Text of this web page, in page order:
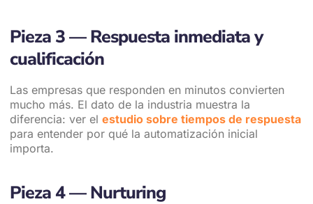
Pieza 3 — Respuesta inmediata y
cualificación
Las empresas que responden en minutos convierten
mucho más. El dato de la industria muestra la
diferencia: ver el estudio sobre tiempos de respuesta
para entender por qué la automatización inicial
importa.
Pieza 4 — Nurturing